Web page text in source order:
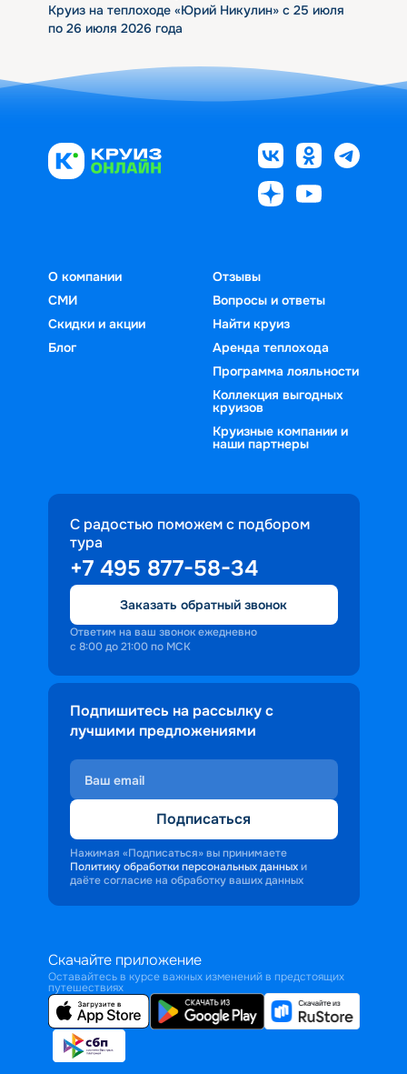
Круиз на теплоходе «Юрий Никулин» с 25 июля
по 26 июля 2026 года
О компании
СМИ
Скидки и акции
Блог
Отзывы
Вопросы и ответы
Найти круиз
Аренда теплохода
Программа лояльности
Коллекция выгодных
круизов
Круизные компании и
наши партнеры
С радостью поможем с подбором
тура
+7 495 877-58-34
Заказать обратный звонок
Ответим на ваш звонок ежедневно
с 8:00 до 21:00 по МСК
Подпишитесь на рассылку с
лучшими предложениями
Подписаться
Нажимая «Подписаться» вы принимаете
Политику обработки персональных данных и
даёте согласие на обработку ваших данных
Скачайте приложение
Оставайтесь в курсе важных изменений в предстоящих
путешествиях